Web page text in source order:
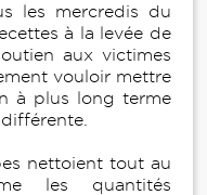
les mercredis du
à la levée de
aux victimes
vouloir mettre
à plus long terme
nettoient tout au
les quantités